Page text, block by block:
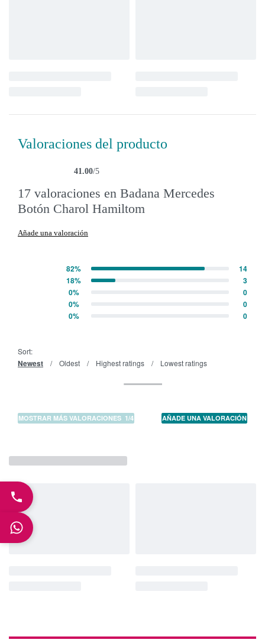
Valoraciones del producto
41.00/5
17 valoraciones en Badana Mercedes
Botón Charol Hamiltom
Añade una valoración
de 5
82% 14
18% 3
0% 0
0% 0
0% 0
Sort:
Newest Oldest Highest ratings Lowest ratings
MOSTRAR MÁS VALORACIONES / AÑADE UNA VALORACIÓN